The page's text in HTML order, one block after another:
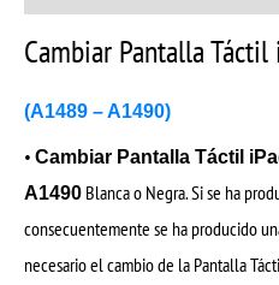
Cambiar Pantalla
(A1489 – A1490)
• Cambiar Pantalla Táctil
A1490 Blanca o Negra. Si se ha
consecuentemente se ha producido
necesario el cambio de la Pantalla